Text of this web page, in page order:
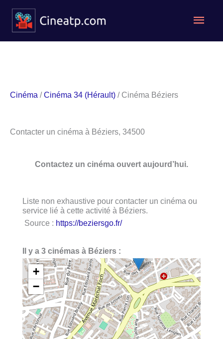
Aller
Cinéma /Cinéma 34 (Hérault) / Cinéma Béziers
Contacter un cinéma à Béziers, 34500
Contactez un cinéma ouvert aujourd’hui.
Liste non exhaustive pour contacter un cinéma ou
service lié à cette activité à Béziers.
Source : https://beziersgo.fr/
Il y a 3 cinémas à Béziers :
+
−